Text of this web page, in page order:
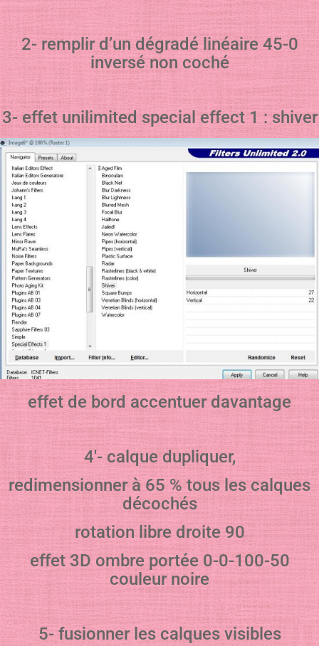
2- remplir d’un dégradé linéaire 45-0
inversé non coché
3- effet unilimited special effect 1 : shiver
effet de bord accentuer davantage
4′- calque dupliquer,
redimensionner à 65 % tous les calques
décochés
rotation libre droite 90
effet 3D ombre portée 0-0-100-50
couleur noire
5- fusionner les calques visibles